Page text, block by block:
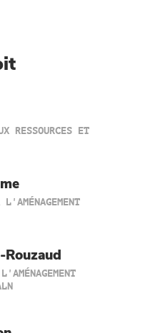
RESSOURCES ET
Rouzaud